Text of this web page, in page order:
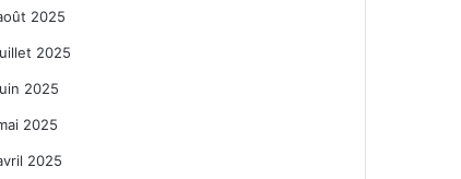
2025
2025
2025
2025
2025